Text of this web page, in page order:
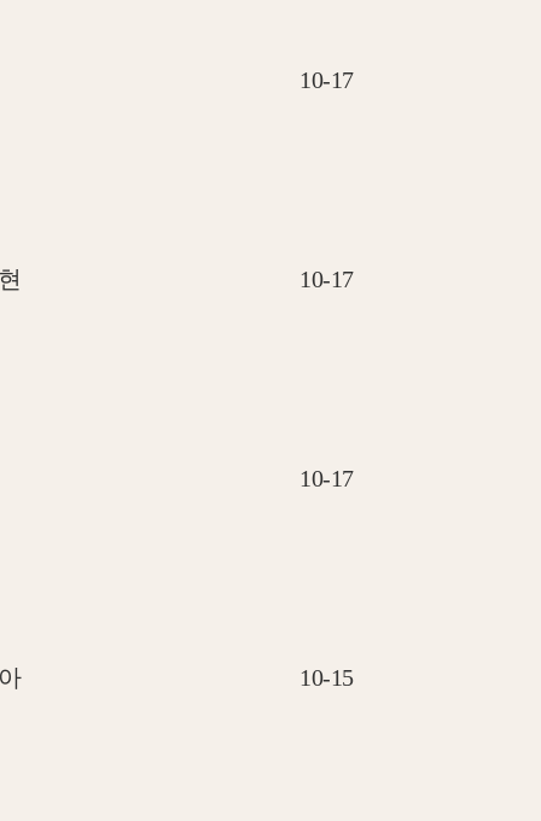
10-17
10-17
10-17
10-15